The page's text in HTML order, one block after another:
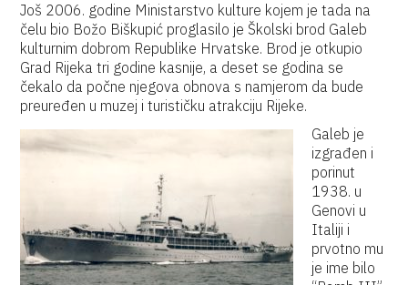
Još 2006. godine Ministarstvo kulture kojem je tada na
čelu bio Božo Biškupić proglasilo je Školski brod Galeb
kulturnim dobrom Republike Hrvatske. Brod je otkupio
Grad Rijeka tri godine kasnije, a deset se godina se
čekalo da počne njegova obnova s namjerom da bude
preuređen u muzej i turističku atrakciju Rijeke.
Galeb je
izgrađen i
porinut
1938. u
Genovi u
Italiji i
prvotno mu
je ime bilo